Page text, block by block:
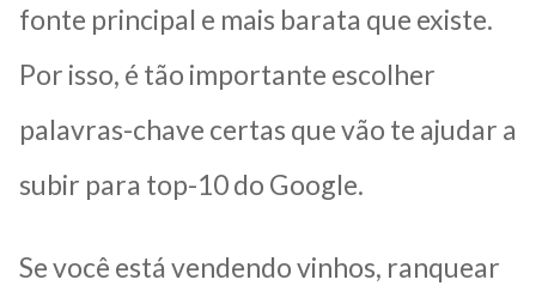
fonte principal e mais barata que existe.
Por isso, é tão importante escolher
palavras-chave certas que vão te ajudar a
subir para top-10 do Google.
Se você está vendendo vinhos, ranquear